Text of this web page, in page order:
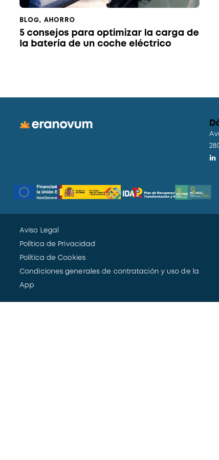
BLOG, AHORRO
5 consejos para optimizar la carga de
la batería de un coche eléctrico
Aviso Legal
Política de Privacidad
Política de Cookies
Condiciones generales de contratación y uso de la
App